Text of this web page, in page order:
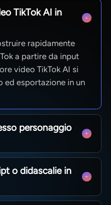
TikTok AI in
rapidamente
a partire da input
video TikTok AI si
ed esportazione in un
personaggio
principale che
diverse storie.
del loro aspetto,
di rimanere coerente.
o didascalie in
o idee, quindi